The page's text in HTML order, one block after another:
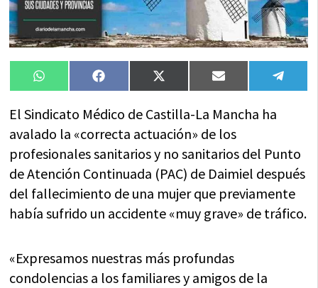
Compartir
en
WhatsAppCompartir
en
FacebookCompartir
en
X
(Twitter)
Compartir
en
Email
en
El Sindicato Médico de Castilla-La Mancha ha
avalado la «correcta actuación» de los
profesionales sanitarios y no sanitarios del Punto
de Atención Continuada (PAC) de Daimiel después
del fallecimiento de una mujer que previamente
había sufrido un accidente «muy grave» de tráfico.
«Expresamos nuestras más profundas
condolencias a los familiares y amigos de la